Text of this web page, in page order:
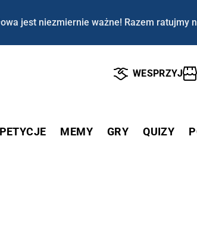
jest niezmiernie ważne! Razem ratujmy
WESPRZYJ
PETYCJE MEMY GRY QUIZY